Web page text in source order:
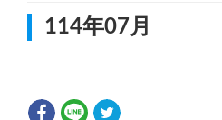
114年07月